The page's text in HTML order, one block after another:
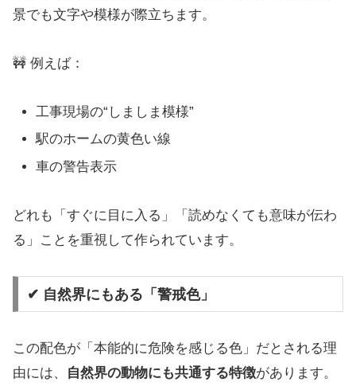
景でも文字や模様が際立ちます。
🚧 例えば：
工事現場の“しましま模様”
駅のホームの黄色い線
車の警告表示
どれも「すぐに目に入る」「読めなくても意味が伝わ
る」ことを重視して作られています。
✔ 自然界にもある「警戒色」
この配色が「本能的に危険を感じる色」だとされる理
由には、
自然界の動物にも共通する特徴があります。